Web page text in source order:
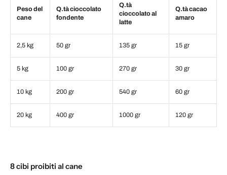
Peso del
cane
Q.tà cioccolato
fondente
Q.tà
cioccolato al
latte
Q.tà cacao
amaro
2,5 kg 50 gr 135 gr 15 gr
5 kg 100 gr 270 gr 30 gr
10 kg 200 gr 540 gr 60 gr
20 kg 400 gr 1000 gr 120 gr
8 cibi proibiti al cane